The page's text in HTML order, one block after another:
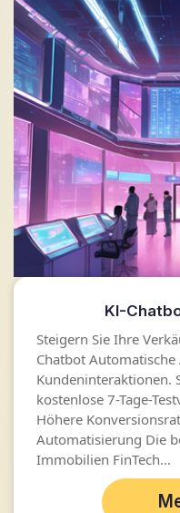
KI-
Steigern Sie Ihre
Chatbot
Kundeninteraktionen.
kostenlose 7-Tage-
Höhere
Automatisierung Die
Immobilien FinTech...